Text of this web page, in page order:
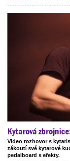
Kytarová
Video rozhovor s
zákoutí své kytarové
pedalboard s efekty.